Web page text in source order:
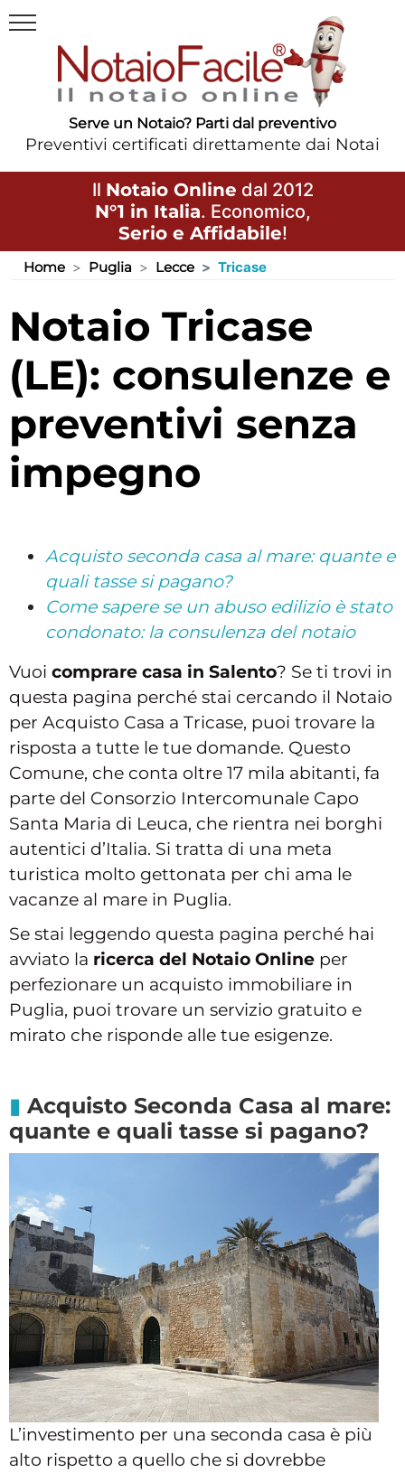
Serve un Notaio? Parti dal preventivo
Preventivi certificati direttamente dai Notai
Il Notaio Online dal 2012
N°1 in Italia. Economico,
Serio e Affidabile!
Home Puglia Lecce Tricase
Notaio Tricase
(LE): consulenze e
preventivi senza
impegno
Acquisto seconda casa al mare: quante e
quali tasse si pagano?
Come sapere se un abuso edilizio è stato
condonato: la consulenza del notaio
Vuoi comprare casa in Salento? Se ti trovi in
questa pagina perché stai cercando il Notaio
per Acquisto Casa a Tricase, puoi trovare la
risposta a tutte le tue domande. Questo
Comune, che conta oltre 17 mila abitanti, fa
parte del Consorzio Intercomunale Capo
Santa Maria di Leuca, che rientra nei borghi
autentici d’Italia. Si tratta di una meta
turistica molto gettonata per chi ama le
vacanze al mare in Puglia.
Se stai leggendo questa pagina perché hai
avviato la ricerca del Notaio Online per
perfezionare un acquisto immobiliare in
Puglia, puoi trovare un servizio gratuito e
mirato che risponde alle tue esigenze.
Acquisto Seconda Casa al mare:
quante e quali tasse si pagano?
L’investimento per una seconda casa è più
alto rispetto a quello che si dovrebbe